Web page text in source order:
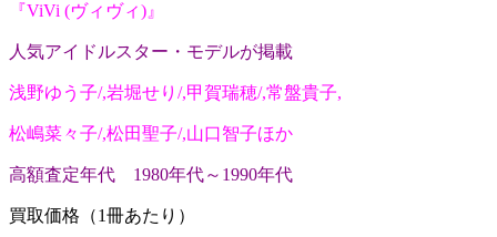
『ViVi (ヴィヴィ) 』
人気アイドルスター・モデルが掲載
浅野ゆう子/,岩堀せり/,甲賀瑞穂/,常盤貴子,
松嶋菜々子/,松田聖子/,山口智子ほか
高額査定年代 1980年代～1990年代
買取価格（1冊あたり）